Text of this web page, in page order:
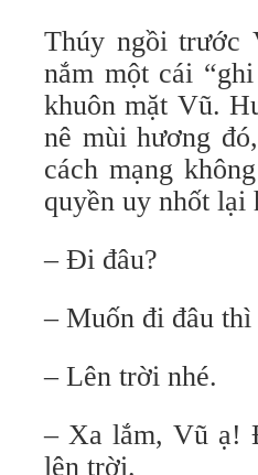
Thúy ngồi trước
nắm một cái
khuôn mặt Vũ.
nê mùi hương
cách mạng
quyền uy nhốt lại
– Đi đâu?
– Muốn đi đâu thì
– Lên trời nhé.
– Xa lắm, Vũ ạ!
lên trời.